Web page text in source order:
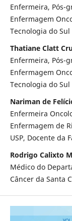
Enfermeira, Pós-
Enfermagem
Tecnologia do Sul
Thatiane Clatt
Enfermeira, Pós-
Enfermagem
Tecnologia do Sul
Nariman de
Enfermeira
Enfermagem de
USP, Docente da
Rodrigo Calixto
Médico do
Câncer da Santa